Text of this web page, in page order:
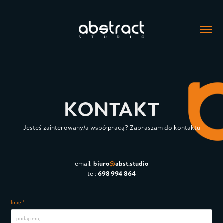
KONTAKT
Jesteś zainterowany/a współpracą?Zapraszam do kontaktu
email: biuro@abst.studio
tel: 698 994 864
Imię *